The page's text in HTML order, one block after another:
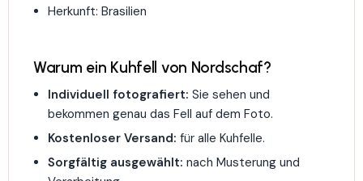
Herkunft: Brasilien
Warum ein Kuhfell von Nordschaf?
Individuell fotografiert: Sie sehen und
bekommen genau das Fell auf dem Foto.
Kostenloser Versand: für alle Kuhfelle.
Sorgfältig ausgewählt: nach Musterung und